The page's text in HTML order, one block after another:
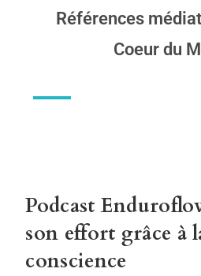
Références
Coeur du
Podcast
son effort grâce à
conscience